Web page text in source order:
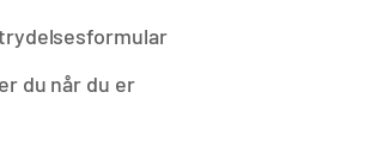
du når du er